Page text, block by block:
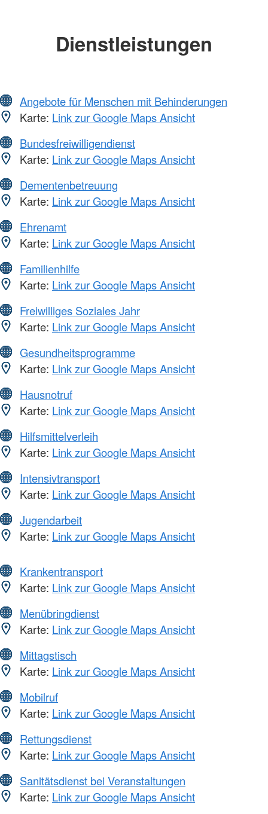
Dienstleistungen
Angebote für Menschen mit Behinderungen
Karte: Link zur Google Maps Ansicht
Bundesfreiwilligendienst
Karte: Link zur Google Maps Ansicht
Dementenbetreuung
Karte: Link zur Google Maps Ansicht
Ehrenamt
Karte: Link zur Google Maps Ansicht
Familienhilfe
Karte: Link zur Google Maps Ansicht
Freiwilliges Soziales Jahr
Karte: Link zur Google Maps Ansicht
Gesundheitsprogramme
Karte: Link zur Google Maps Ansicht
Hausnotruf
Karte: Link zur Google Maps Ansicht
Hilfsmittelverleih
Karte: Link zur Google Maps Ansicht
Intensivtransport
Karte: Link zur Google Maps Ansicht
Jugendarbeit
Karte: Link zur Google Maps Ansicht
Krankentransport
Karte: Link zur Google Maps Ansicht
Menübringdienst
Karte: Link zur Google Maps Ansicht
Mittagstisch
Karte: Link zur Google Maps Ansicht
Mobilruf
Karte: Link zur Google Maps Ansicht
Rettungsdienst
Karte: Link zur Google Maps Ansicht
Sanitätsdienst bei Veranstaltungen
Karte: Link zur Google Maps Ansicht